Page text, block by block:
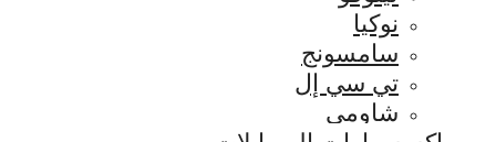
نوكيا
سامسونج
تي سي إل
شاومي